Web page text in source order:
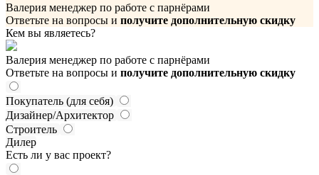
Валерия менеджер по работе с парнёрами
Ответьте на вопросы и получите дополнительную скидку
Кем вы являетесь?
Валерия менеджер по работе с парнёрами
Ответьте на вопросы и получите дополнительную скидку
Покупатель (для себя)
Дизайнер/Архитектор
Строитель
Дилер
Есть ли у вас проект?